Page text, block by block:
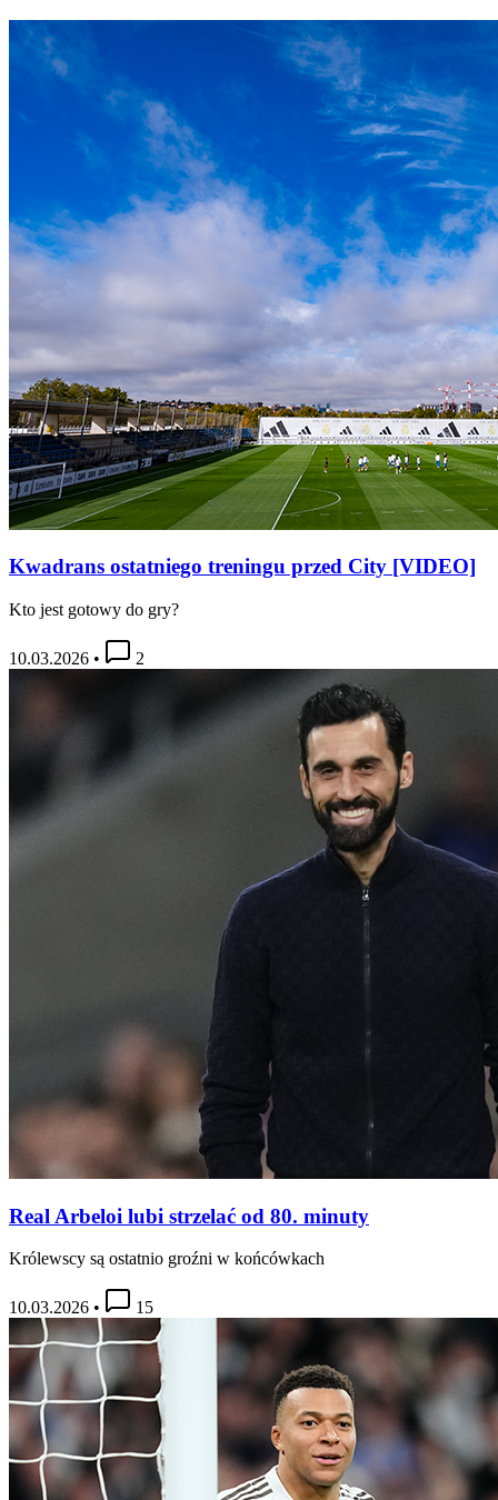
Kwadrans ostatniego treningu przed City [VIDEO]
Kto jest gotowy do gry?
10.03.2026 • 2
Real Arbeloi lubi strzelać od 80. minuty
Królewscy są ostatnio groźni w końcówkach
10.03.2026 • 15